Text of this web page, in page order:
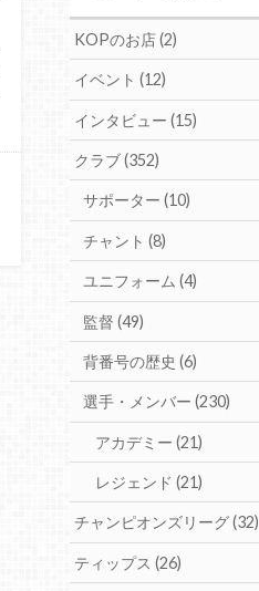
KOPのお店(2)
イベント(12)
インタビュー(15)
クラブ(352)
サポーター (10)
チャント (8)
ユニフォーム (4)
監督 (49)
背番号の歴史 (6)
選手・メンバー (230)
アカデミー(21)
レジェンド(21)
チャンピオンズリーグ(32)
ティップス(26)